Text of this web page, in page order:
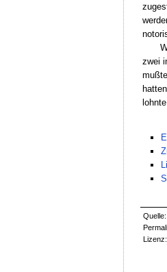
zwei
lohnte.
Quelle:
Lizenz: